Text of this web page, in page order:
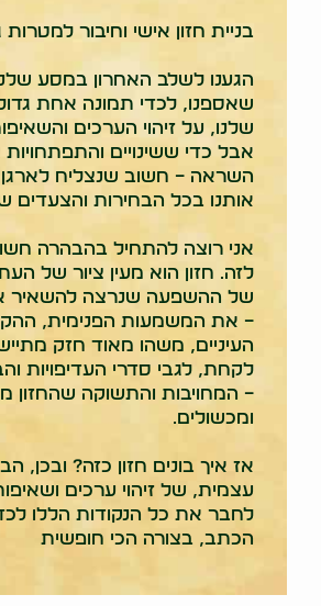
בניית חזון אישי וחיבור
הגענו לשלב האחרון במסע
שאספנו, לכדי תמונה אחת
שלנו, על זיהוי הערכים
אבל כדי ששינויים
השראה – חשוב שנצליח לארגן
אותנו בכל הבחירות והצעדים
אני רוצה להתחיל בהבהרה
לזה. חזון הוא מעין ציור של
של ההשפעה שנרצה להשאיר
– את המשמעות הפנימית,
העיניים, משהו מאוד חזק
לקחת, לגבי סדרי העדיפויות
– המחויבות והתשוקה שהחזון
ומכשולים.
אז איך בונים חזון כזה?
עצמית, של זיהוי ערכים
לחבר את כל הנקודות הללו
הכתב, בצורה הכי חופשית